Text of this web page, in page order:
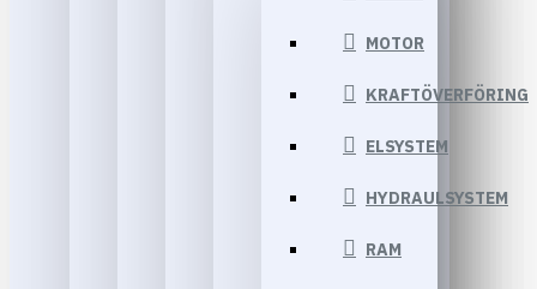
MOTOR
KRAFTÖVERFÖRING
ELSYSTEM
HYDRAULSYSTEM
RAM